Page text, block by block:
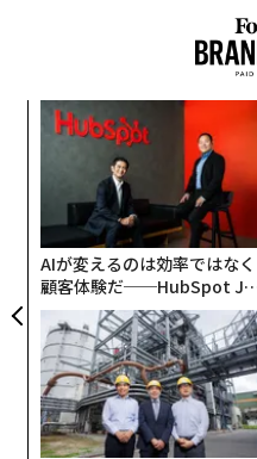
AIが変えるのは効率ではなく
顧客体験だ──HubSpot Ja
panが語る「Grow Better」
な組織のつくり方